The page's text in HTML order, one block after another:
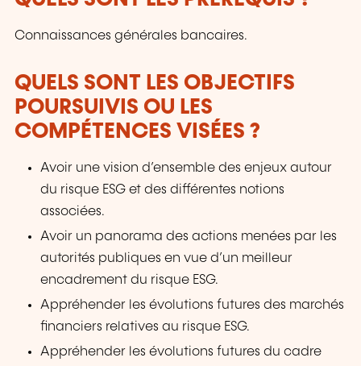
Connaissances générales bancaires.
QUELS SONT LES OBJECTIFS
POURSUIVIS OU LES
COMPÉTENCES VISÉES ?
Avoir une vision d’ensemble des enjeux autour
du risque ESG et des différentes notions
associées.
Avoir un panorama des actions menées par les
autorités publiques en vue d’un meilleur
encadrement du risque ESG.
Appréhender les évolutions futures des marchés
financiers relatives au risque ESG.
Appréhender les évolutions futures du cadre